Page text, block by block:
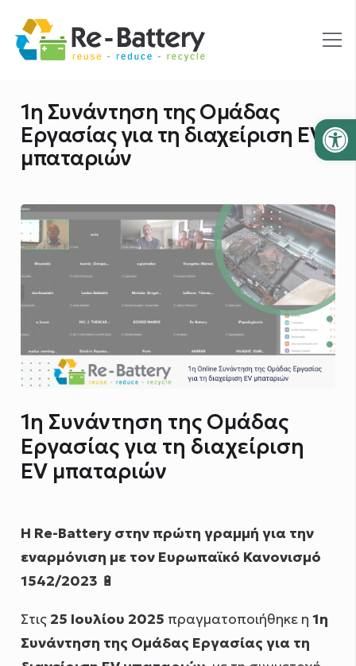
1η Συνάντηση της Ομάδας
Εργασίας για τη διαχείριση EV
μπαταριών
1η Συνάντηση της Ομάδας
Εργασίας για τη διαχείριση
EV μπαταριών
Η Re-Battery στην πρώτη γραμμή για την
εναρμόνιση με τον Ευρωπαϊκό Κανονισμό
1542/2023 🔋
Στις 25 Ιουλίου 2025 πραγματοποιήθηκε η1η
Συνάντηση της Ομάδας Εργασίας για τη